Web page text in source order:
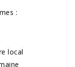
:
local